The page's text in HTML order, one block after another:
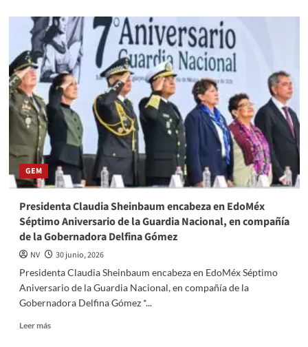
Maravíllate
con
la
riqueza
turística,
cultural
y
artesanal
EdoMéx,
a
través
de
la
digital
“Un
Destino
Hecho
Mano”
GEM
Presidenta Claudia Sheinbaum encabeza en EdoMéx
Séptimo Aniversario de la Guardia Nacional, en compañía
de la Gobernadora Delfina Gómez
NV
30 junio, 2026
Presidenta Claudia Sheinbaum encabeza en EdoMéx Séptimo
Aniversario de la Guardia Nacional, en compañía de la
Gobernadora Delfina Gómez *...
Leer másRead